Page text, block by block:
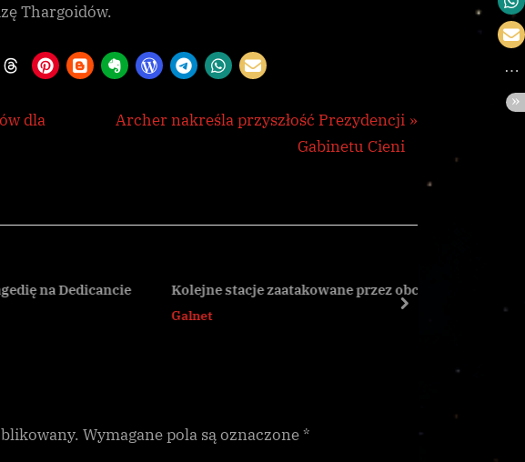
Thargoidów.
dla
N
P
Archer nakreśla przyszłość Prezydencji
Gabinetu Cieni
Dedicancie Kolejne stacje zaatakowane przez obcych
next
Wymagane pola są oznaczone*